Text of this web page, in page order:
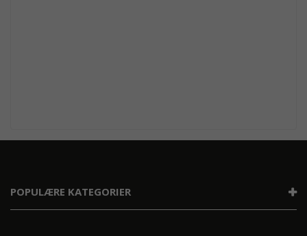
POPULÆRE KATEGORIER